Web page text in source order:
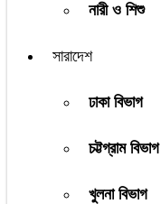
নারী ও শিশু
সারাদেশ
ঢাকা বিভাগ
চট্টগ্রাম বিভাগ
খুলনা বিভাগ